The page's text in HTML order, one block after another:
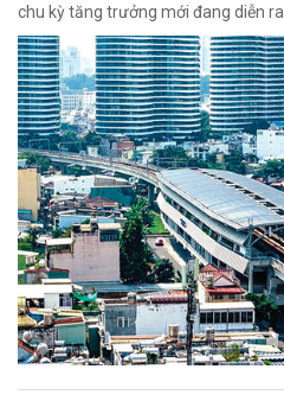
chu kỳ tăng trưởng mới đang diễn ra.